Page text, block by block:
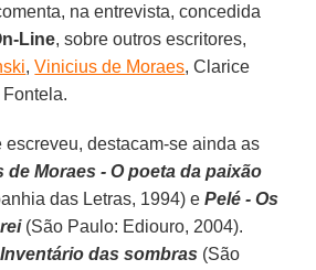
na entrevista, concedida
Line, sobre outros escritores,
,Vinicius de Moraes, Clarice
escreveu, destacam-se ainda as
de Moraes - O poeta da paixão
das Letras, 1994) ePelé - Os
(São Paulo: Ediouro, 2004).
Inventário das sombras (São